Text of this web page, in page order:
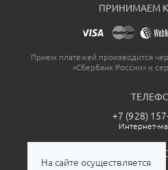
ПРИНИМАЕМ
Прием платежей производится
«Сбербанк России» и
+7 (928)
Интернет-
МЫ В
На сайте осуществляется